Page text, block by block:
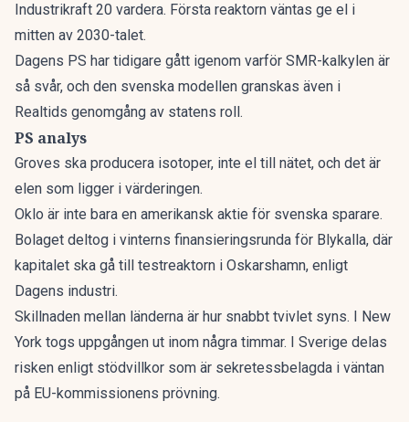
Industrikraft 20 vardera. Första reaktorn väntas ge el i
mitten av 2030-talet.
Dagens PS har tidigare gått igenom varför SMR-kalkylen är
så svår, och den svenska modellen granskas även i
Realtids genomgång av statens roll.
PS analys
Groves ska producera isotoper, inte el till nätet, och det är
elen som ligger i värderingen.
Oklo är inte bara en amerikansk aktie för svenska sparare.
Bolaget deltog i vinterns finansieringsrunda för Blykalla, där
kapitalet ska gå till testreaktorn i Oskarshamn, enligt
Dagens industri.
Skillnaden mellan länderna är hur snabbt tvivlet syns. I New
York togs uppgången ut inom några timmar. I Sverige delas
risken enligt stödvillkor som är sekretessbelagda i väntan
på EU-kommissionens prövning.